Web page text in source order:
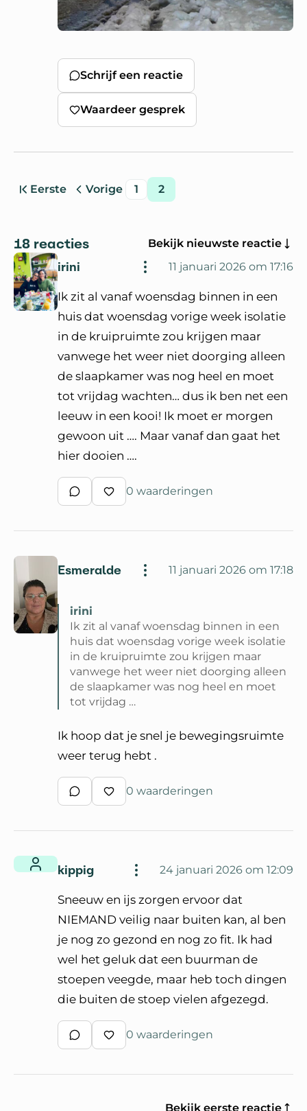
Schrijf een reactie
Waardeer gesprek
Ga naar
Eerste
pagina Vorige
pagina pagina
1 pagina
2
18 reacties Bekijk nieuwste reactie
irini 11 januari 2026 om 17:16
Ik zit al vanaf woensdag binnen in een
huis dat woensdag vorige week isolatie
in de kruipruimte zou krijgen maar
vanwege het weer niet doorging alleen
de slaapkamer was nog heel en moet
tot vrijdag wachten… dus ik ben net een
leeuw in een kooi! Ik moet er morgen
gewoon uit …. Maar vanaf dan gaat het
hier dooien ….
Schrijf een reactie
Waardeer reactie
0 waarderingen
Esmeralde 11 januari 2026 om 17:18
irini
Ik zit al vanaf woensdag binnen in een
huis dat woensdag vorige week isolatie
in de kruipruimte zou krijgen maar
vanwege het weer niet doorging alleen
de slaapkamer was nog heel en moet
tot vrijdag …
Ik hoop dat je snel je bewegingsruimte
weer terug hebt .
Schrijf een reactie
Waardeer reactie
0 waarderingen
kippig 24 januari 2026 om 12:09
Sneeuw en ijs zorgen ervoor dat
NIEMAND veilig naar buiten kan, al ben
je nog zo gezond en nog zo fit. Ik had
wel het geluk dat een buurman de
stoepen veegde, maar heb toch dingen
die buiten de stoep vielen afgezegd.
Schrijf een reactie
Waardeer reactie
0 waarderingen
Bekijk eerste reactie